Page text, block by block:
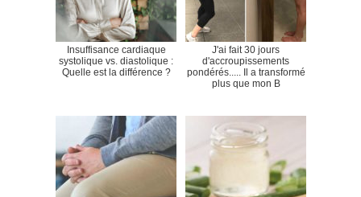
Insuffisance cardiaque
systolique vs. diastolique :
Quelle est la différence ?
J'ai fait 30 jours
d'accroupissements
pondérés..... Il a transformé
plus que mon B